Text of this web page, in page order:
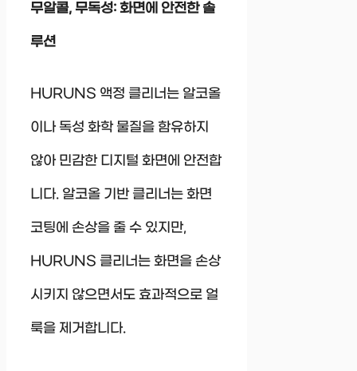
무알콜, 무독성: 화면에 안전한 솔
루션
HURUNS 액정 클리너는 알코올
이나 독성 화학 물질을 함유하지
않아 민감한 디지털 화면에 안전합
니다. 알코올 기반 클리너는 화면
코팅에 손상을 줄 수 있지만,
HURUNS 클리너는 화면을 손상
시키지 않으면서도 효과적으로 얼
룩을 제거합니다.